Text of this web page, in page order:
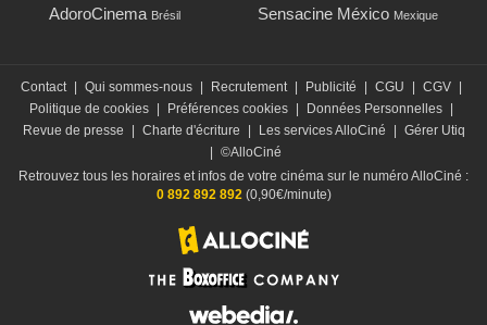
AdoroCinema Brésil Sensacine México Mexique
Contact Qui sommes-nous Recrutement Publicité CGU CGV
Politique de cookies
Préférences cookies Données Personnelles
Revue de presse
Charte d'écriture Les services AlloCiné
Gérer Utiq
©AlloCiné
Retrouvez tous les horaires et infos de votre cinéma sur le numéro AlloCiné :
0 892 892 892(0,90€/minute)